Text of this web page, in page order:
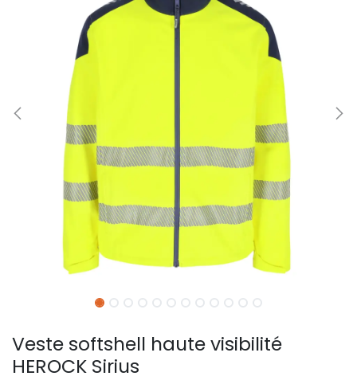
Veste softshell haute visibilité
HEROCK Sirius